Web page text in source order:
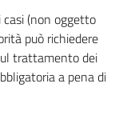
(non oggetto
può richiedere
trattamento dei
a pena di